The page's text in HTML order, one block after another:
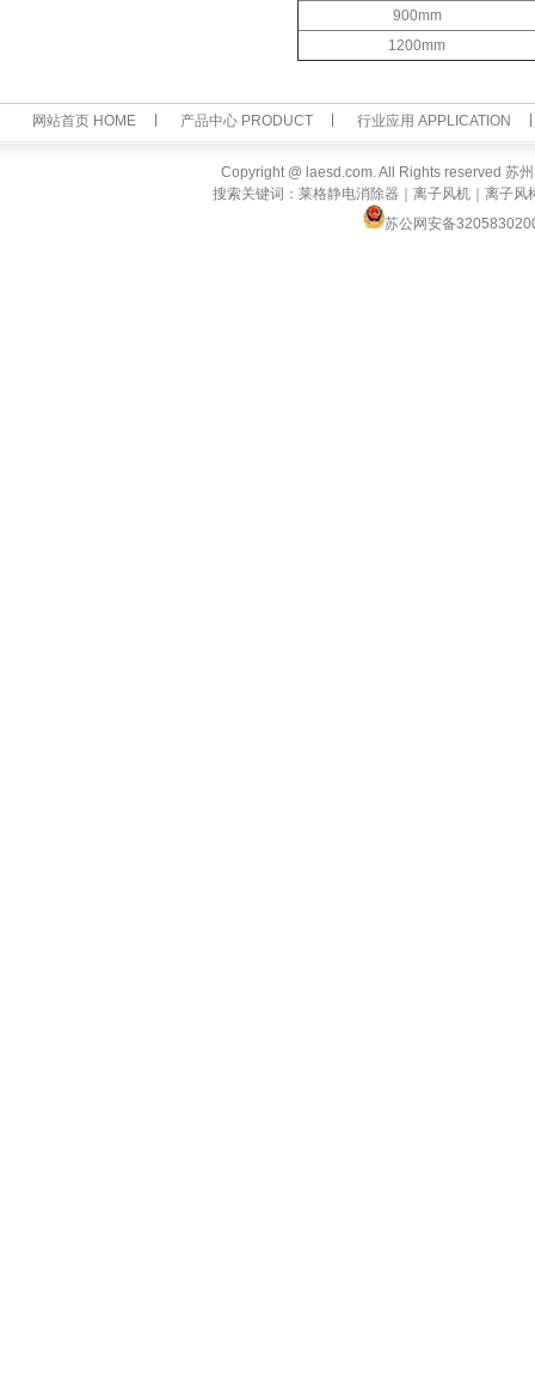
900mm
1200mm
网站首页 HOME 产品中心 PRODUCT 行业应用 APPLICATION
Copyright @ laesd.com. All Rights reserved 苏
搜索关键词：莱格静电消除器｜离子风机｜离子
苏公网安备